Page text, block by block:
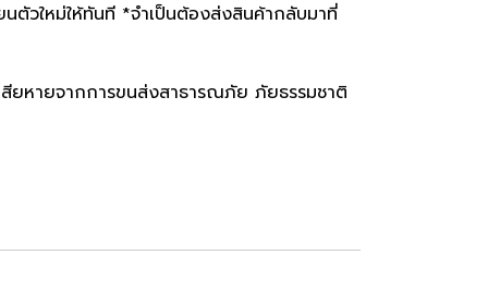
ตัวใหม่ให้ทันที *จำเป็นต้องส่งสินค้ากลับมาที่
สียหายจากการขนส่งสาธารณภัย ภัยธรรมชาติ